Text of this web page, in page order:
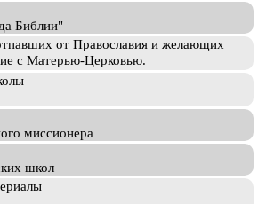
Библии"
от Православия и желающих
с Матерью-Церковью.
миссионера
школ